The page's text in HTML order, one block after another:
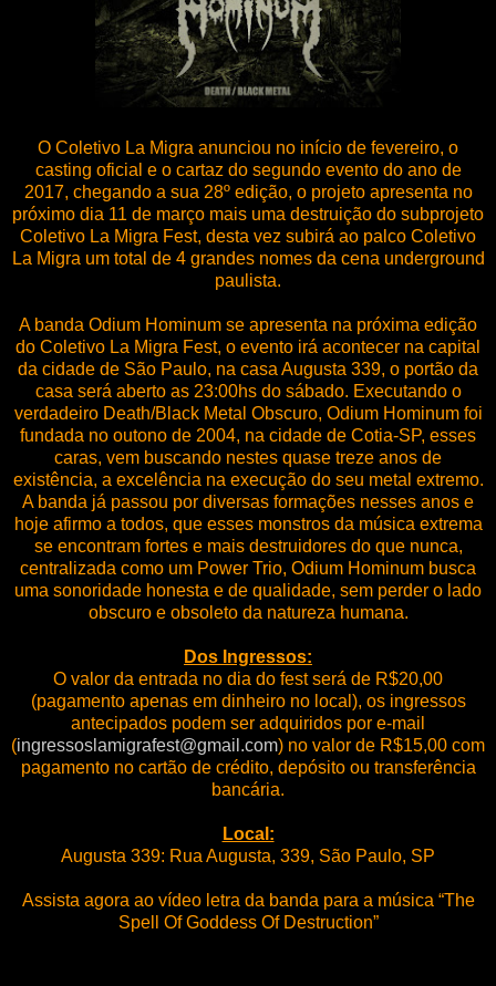
O Coletivo La Migra anunciou no início de fevereiro, o
casting oficial e o cartaz do segundo evento do ano de
2017, chegando a sua 28º edição, o projeto apresenta no
próximo dia 11 de março mais uma destruição do subprojeto
Coletivo La Migra Fest, desta vez subirá ao palco Coletivo
La Migra um total de 4 grandes nomes da cena underground
paulista.
A banda Odium Hominum se apresenta na próxima edição
do Coletivo La Migra Fest, o evento irá acontecer na capital
da cidade de São Paulo, na casa Augusta 339, o portão da
casa será aberto as 23:00hs do sábado. Executando o
verdadeiro Death/Black Metal Obscuro, Odium Hominum foi
fundada no outono de 2004, na cidade de Cotia-SP, esses
caras, vem buscando nestes quase treze anos de
existência, a excelência na execução do seu metal extremo.
A banda já passou por diversas formações nesses anos e
hoje afirmo a todos, que esses monstros da música extrema
se encontram fortes e mais destruidores do que nunca,
centralizada como um Power Trio, Odium Hominum busca
uma sonoridade honesta e de qualidade, sem perder o lado
obscuro e obsoleto da natureza humana.
Dos Ingressos:
O valor da entrada no dia do fest será de R$20,00
(pagamento apenas em dinheiro no local), os ingressos
antecipados podem ser adquiridos por e-mail
(ingressoslamigrafest@gmail.com) no valor de R$15,00 com
pagamento no cartão de crédito, depósito ou transferência
bancária.
Local:
Augusta 339: Rua Augusta, 339, São Paulo, SP
Assista agora ao vídeo letra da banda para a música “The
Spell Of Goddess Of Destruction”